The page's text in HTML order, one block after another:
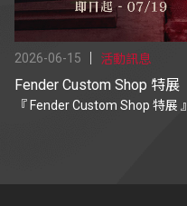
2026-06-15 活動訊息
Fender Custom Shop 特展
『 Fender Custom Shop 特